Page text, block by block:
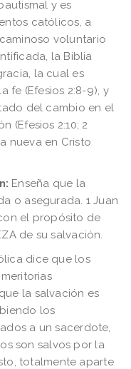
y es
católicos, a
voluntario
la Biblia
la cual es
fe (Efesios 2:8-9), y
del cambio en el
(Efesios 2:10; 2
nueva en Cristo
Enseña que la
o asegurada. 1 Juan
el propósito de
de su salvación.
dice que los
la salvación es
los
a un sacerdote,
son salvos por la
totalmente aparte